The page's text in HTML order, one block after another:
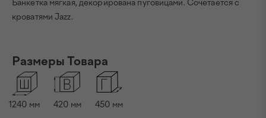
Банкетка мягкая, декорирована пуговицами. Сочетается с
кроватями Jazz.
Размеры Товара
1240 мм 420 мм 450 мм